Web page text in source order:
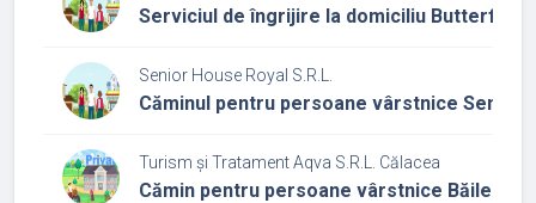
Serviciul de îngrijire la domiciliu Butterfly
Senior House Royal S.R.L.
Căminul pentru persoane vârstnice Senior
Turism și Tratament Aqva S.R.L. Călacea
Cămin pentru persoane vârstnice Băile